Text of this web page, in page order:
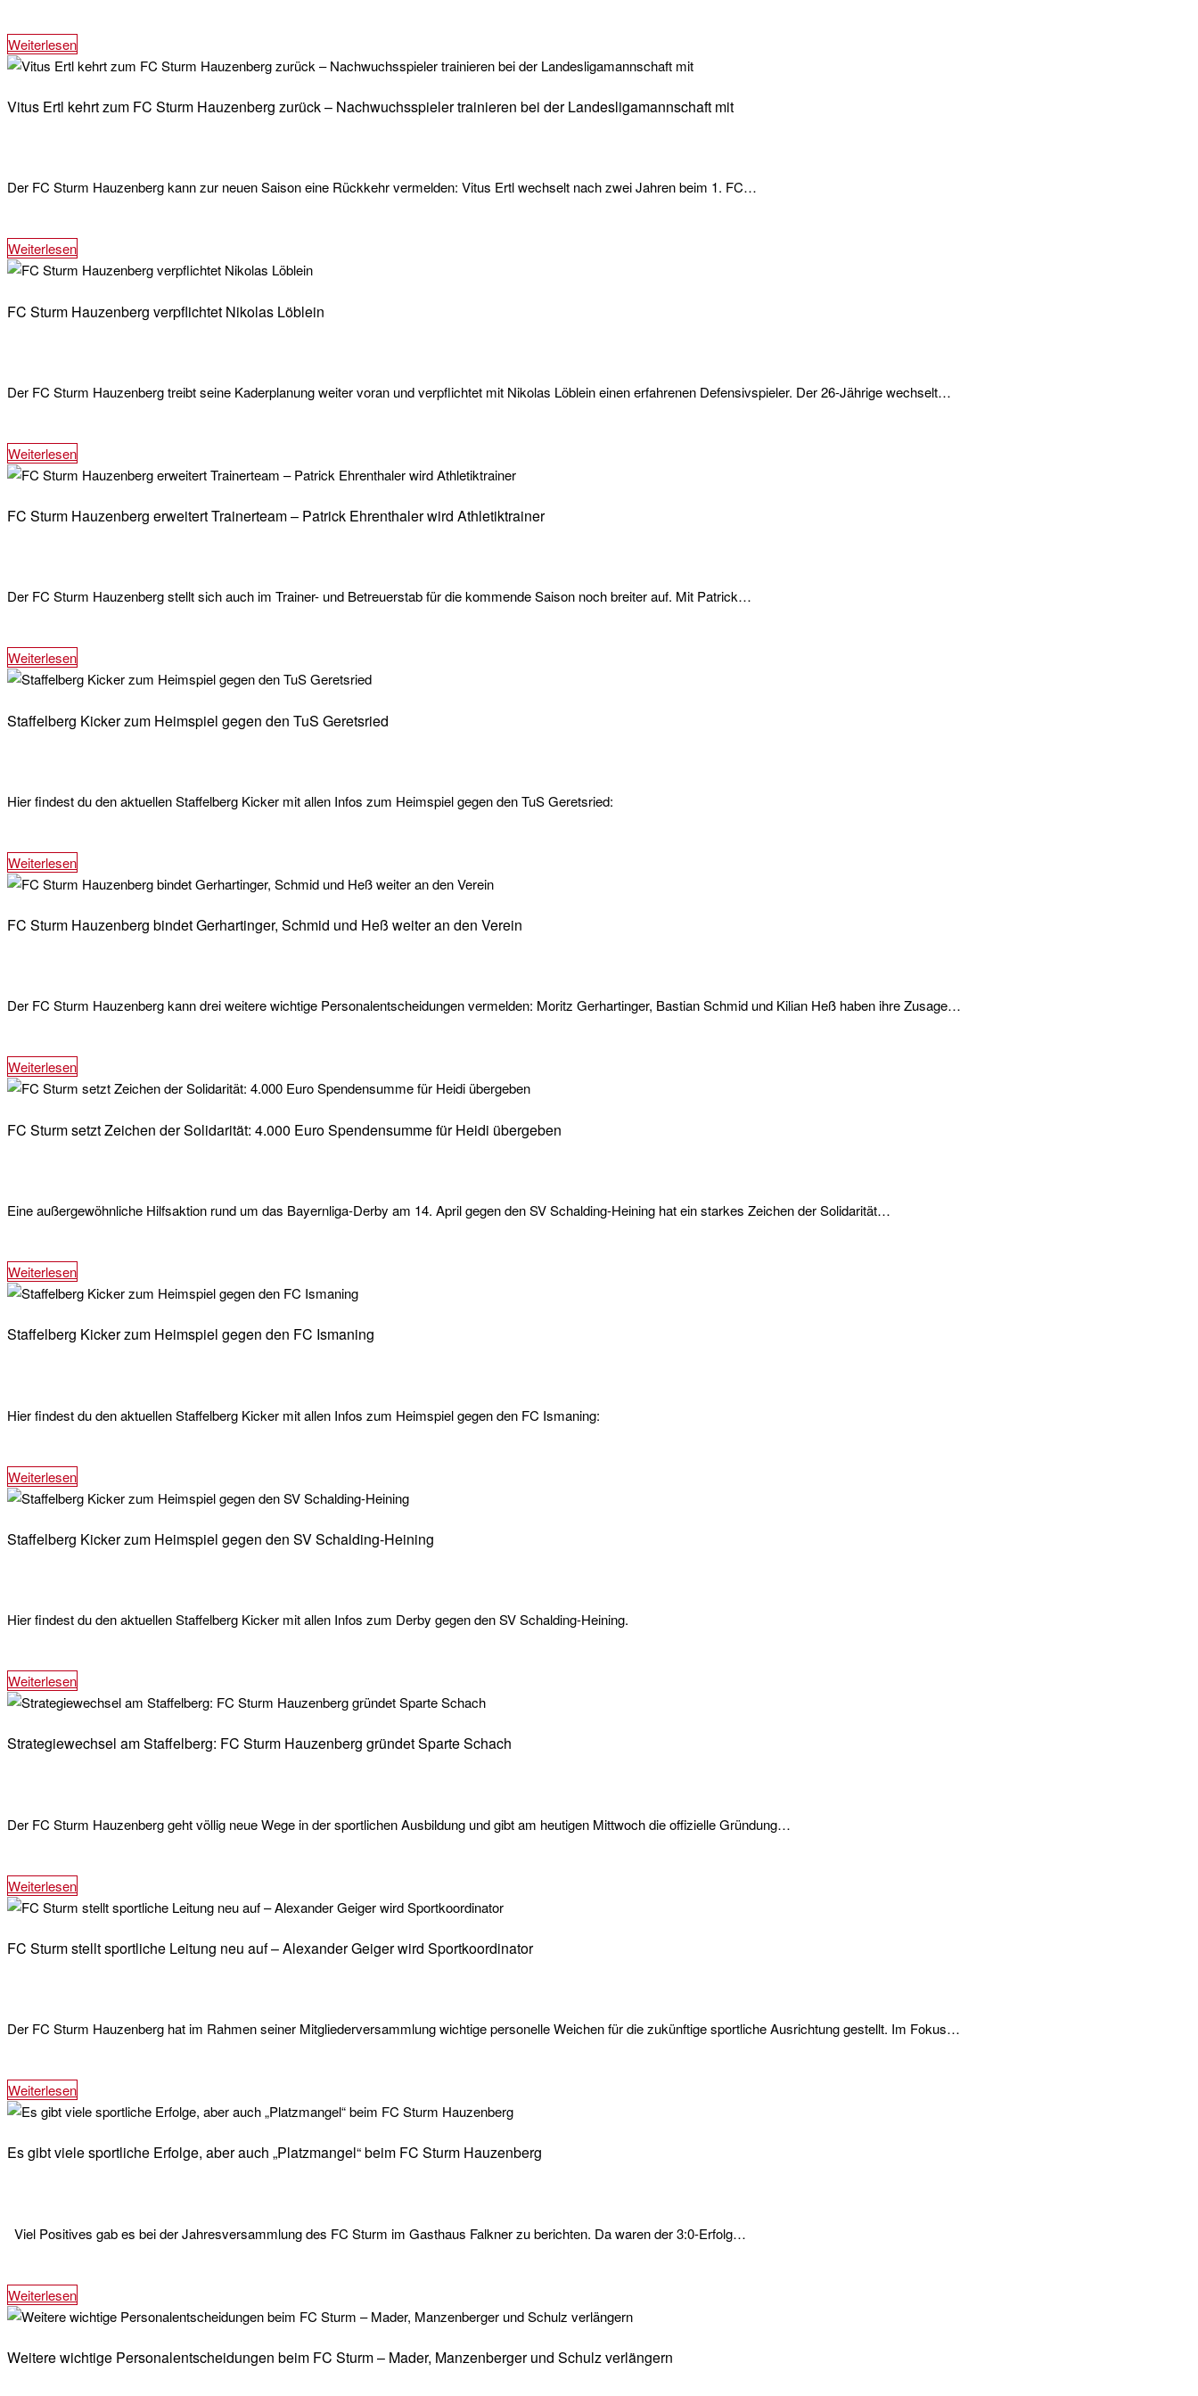
Weiterlesen
Vitus Ertl kehrt zum FC Sturm Hauzenberg zurück – Nachwuchsspieler trainieren bei der Landesligamannschaft mit
Der FC Sturm Hauzenberg kann zur neuen Saison eine Rückkehr vermelden: Vitus Ertl wechselt nach zwei Jahren beim 1. FC…
Weiterlesen
FC Sturm Hauzenberg verpflichtet Nikolas Löblein
Der FC Sturm Hauzenberg treibt seine Kaderplanung weiter voran und verpflichtet mit Nikolas Löblein einen erfahrenen Defensivspieler. Der 26-Jährige wechselt…
Weiterlesen
FC Sturm Hauzenberg erweitert Trainerteam – Patrick Ehrenthaler wird Athletiktrainer
Der FC Sturm Hauzenberg stellt sich auch im Trainer- und Betreuerstab für die kommende Saison noch breiter auf. Mit Patrick…
Weiterlesen
Staffelberg Kicker zum Heimspiel gegen den TuS Geretsried
Hier findest du den aktuellen Staffelberg Kicker mit allen Infos zum Heimspiel gegen den TuS Geretsried:
Weiterlesen
FC Sturm Hauzenberg bindet Gerhartinger, Schmid und Heß weiter an den Verein
Der FC Sturm Hauzenberg kann drei weitere wichtige Personalentscheidungen vermelden: Moritz Gerhartinger, Bastian Schmid und Kilian Heß haben ihre Zusage…
Weiterlesen
FC Sturm setzt Zeichen der Solidarität: 4.000 Euro Spendensumme für Heidi übergeben
Eine außergewöhnliche Hilfsaktion rund um das Bayernliga-Derby am 14. April gegen den SV Schalding-Heining hat ein starkes Zeichen der Solidarität…
Weiterlesen
Staffelberg Kicker zum Heimspiel gegen den FC Ismaning
Hier findest du den aktuellen Staffelberg Kicker mit allen Infos zum Heimspiel gegen den FC Ismaning:
Weiterlesen
Staffelberg Kicker zum Heimspiel gegen den SV Schalding-Heining
Hier findest du den aktuellen Staffelberg Kicker mit allen Infos zum Derby gegen den SV Schalding-Heining.
Weiterlesen
Strategiewechsel am Staffelberg: FC Sturm Hauzenberg gründet Sparte Schach
Der FC Sturm Hauzenberg geht völlig neue Wege in der sportlichen Ausbildung und gibt am heutigen Mittwoch die offizielle Gründung…
Weiterlesen
FC Sturm stellt sportliche Leitung neu auf – Alexander Geiger wird Sportkoordinator
Der FC Sturm Hauzenberg hat im Rahmen seiner Mitgliederversammlung wichtige personelle Weichen für die zukünftige sportliche Ausrichtung gestellt. Im Fokus…
Weiterlesen
Es gibt viele sportliche Erfolge, aber auch „Platzmangel“ beim FC Sturm Hauzenberg
Viel Positives gab es bei der Jahresversammlung des FC Sturm im Gasthaus Falkner zu berichten. Da waren der 3:0-Erfolg…
Weiterlesen
Weitere wichtige Personalentscheidungen beim FC Sturm – Mader, Manzenberger und Schulz verlängern